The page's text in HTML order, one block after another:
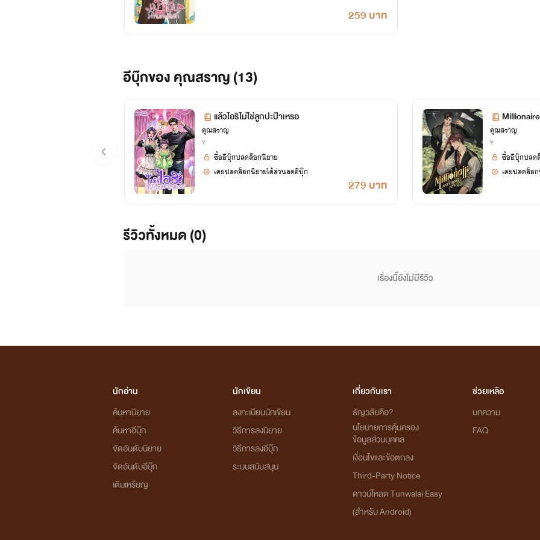
259 บาท
อีบุ๊กของ คุณสราญ (13)
แล้วไอริไม่ใช่ลูกปะป๊าเหรอ
คุณสราญ
Y
279 บาท
ซื้ออีบุ๊กปลดล็อกนิยาย
เคยปลดล็อกนิยายได้ส่วนลดอีบุ๊ก
คุณสราญ
Y
ซื้ออีบุ๊กปลด
เคยปลดล็อ
รีวิวทั้งหมด (0)
เรื่องนี้ยังไม่มีรีวิว
นักอ่าน
ค้นหานิยาย
ค้นหาอีบุ๊ก
จัดอันดับนิยาย
จัดอันดับอีบุ๊ก
เติมเหรียญ
นักเขียน
ลงทะเบียนนักเขียน
วิธีการลงนิยาย
วิธีการลงอีบุ๊ก
ระบบสนับสนุน
เกี่ยวกับเรา
ธัญวลัยคือ?
นโยบายการคุ้มครอง
ข้อมูลส่วนบุคคล
เงื่อนไขและข้อตกลง
Third-Party Notice
ดาวน์โหลด Tunwalai Easy
(สำหรับ Android)
ช่วยเหลือ
บทความ
FAQ